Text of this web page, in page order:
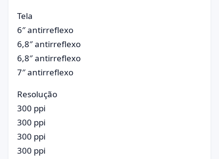
Tela
6″ antirreflexo
6,8″ antirreflexo
6,8″ antirreflexo
7″ antirreflexo
Resolução
300 ppi
300 ppi
300 ppi
300 ppi